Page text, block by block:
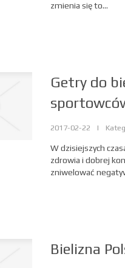
zmienia się to...
Getry do
2017-02-22 |
W dzisiejszych
zdrowia i dobrej
zniwelować
Bielizna